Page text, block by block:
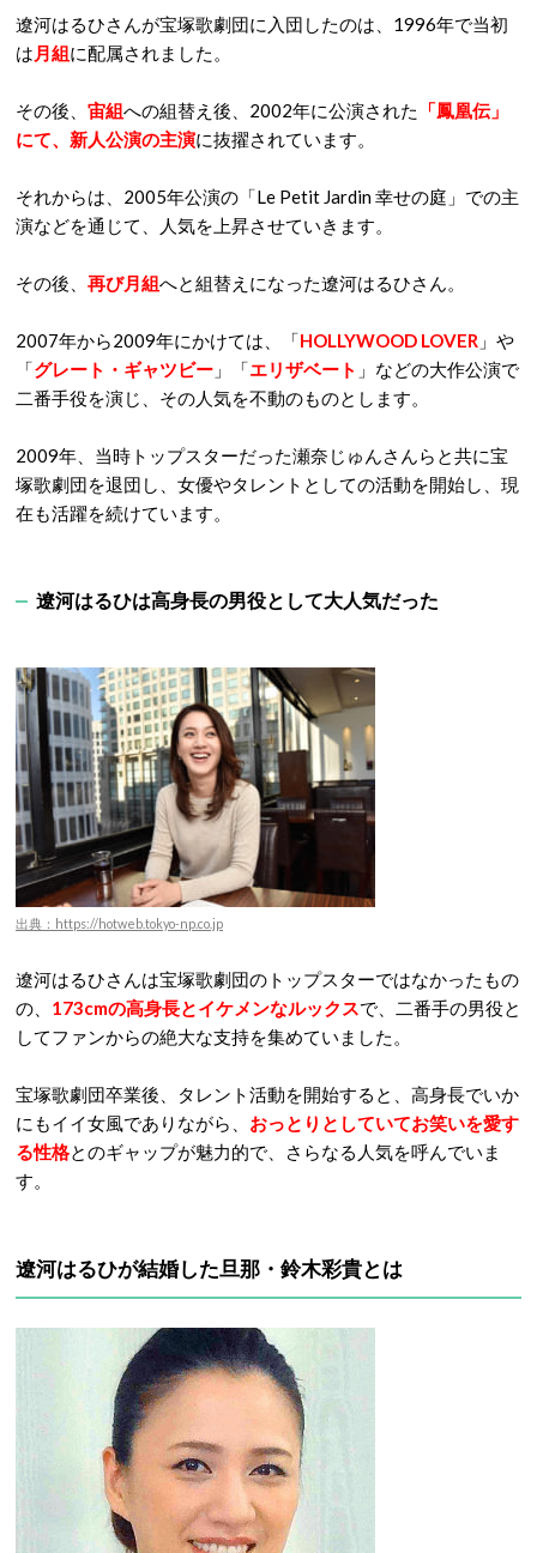
遼河はるひさんが宝塚歌劇団に入団したのは、1996年で当初
は 月組に配属されました。
その後、 宙組への組替え後、2002年に公演された
「鳳凰伝」
にて、新人公演の主演に抜擢されています。
それからは、2005年公演の「Le Petit Jardin 幸せの庭」での主
演などを通じて、人気を上昇させていきます。
その後、 再び月組へと組替えになった遼河はるひさん。
2007年から2009年にかけては、「HOLLYWOOD LOVER 」や
「グレート・ギャツビー 」「エリザベート 」などの大作公演で
二番手役を演じ、その人気を不動のものとします。
2009年、当時トップスターだった瀬奈じゅんさんらと共に宝
塚歌劇団を退団し、女優やタレントとしての活動を開始し、現
在も活躍を続けています。
遼河はるひは高身長の男役として大人気だった
出典：https://hotweb.tokyo-np.co.jp
遼河はるひさんは宝塚歌劇団のトップスターではなかったもの
の、 173cmの高身長とイケメンなルックスで、二番手の男役と
してファンからの絶大な支持を集めていました。
宝塚歌劇団卒業後、タレント活動を開始すると、高身長でいか
にもイイ女風でありながら、 おっとりとしていてお笑いを愛す
る性格とのギャップが魅力的で、さらなる人気を呼んでいま
す。
遼河はるひが結婚した旦那・鈴木彩貴とは